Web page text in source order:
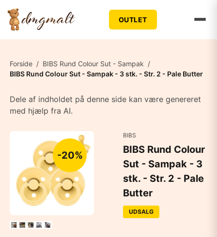
OUTLET
Forside / BIBS Rund Colour Sut - Sampak /
BIBS Rund Colour Sut - Sampak - 3 stk. - Str. 2 - Pale Butter
Dele af indholdet på denne side kan være genereret
med hjælp fra AI.
-20%
BIBS
BIBS Rund Colour
Sut - Sampak - 3
stk. - Str. 2 - Pale
Butter
UDSALG